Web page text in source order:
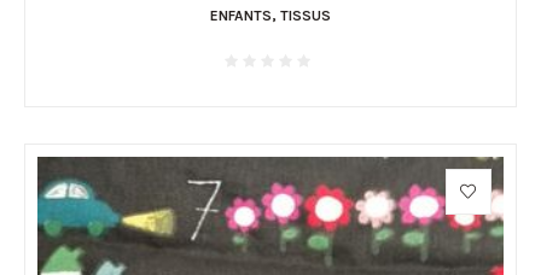
ENFANTS, TISSUS